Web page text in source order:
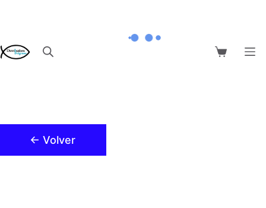
Carro
← Volver